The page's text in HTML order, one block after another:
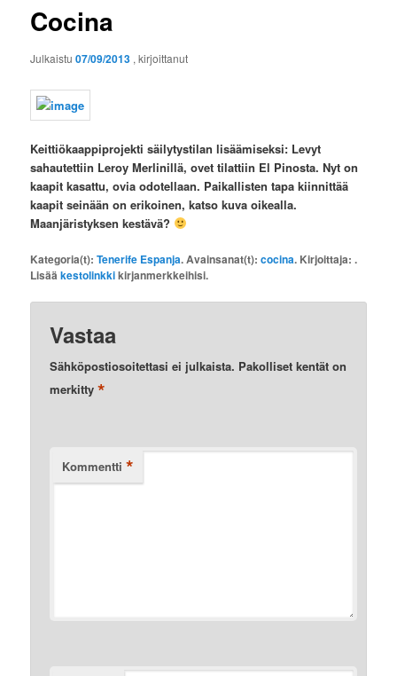
Cocina
Julkaistu07/09/2013 , kirjoittanut
Keittiökaappiprojekti säilytystilan lisäämiseksi: Levyt
sahautettiin Leroy Merlinillä, ovet tilattiin El Pinosta. Nyt on
kaapit kasattu, ovia odotellaan. Paikallisten tapa kiinnittää
kaapit seinään on erikoinen, katso kuva oikealla.
Maanjäristyksen kestävä?
Kategoria(t):Tenerife Espanja. Avainsanat(t):cocina. Kirjoittaja:.
Lisääkestolinkkikirjanmerkkeihisi.
Vastaa
Sähköpostiosoitettasi ei julkaista. Pakolliset kentät on
merkitty*
Kommentti *